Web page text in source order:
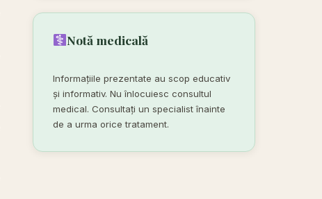
Notă medicală
Informațiile prezentate au scop educativ
și informativ. Nu înlocuiesc consultul
medical. Consultați un specialist înainte
de a urma orice tratament.